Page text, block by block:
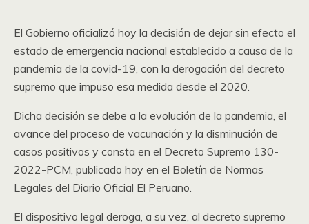
El Gobierno oficializó hoy la decisión de dejar sin efecto el
estado de emergencia nacional establecido a causa de la
pandemia de la covid-19, con la derogación del decreto
supremo que impuso esa medida desde el 2020.
Dicha decisión se debe a la evolución de la pandemia, el
avance del proceso de vacunación y la disminución de
casos positivos y consta en el Decreto Supremo 130-
2022-PCM, publicado hoy en el Boletín de Normas
Legales del Diario Oficial El Peruano.
El dispositivo legal deroga, a su vez, al decreto supremo